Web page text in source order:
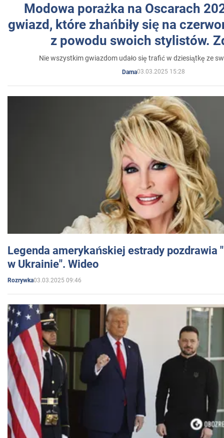
Modowa porażka na Oscarach
gwiazd, które zhańbiły się na
z powodu swoich stylistów.
Nie wszystkim gwiazdom udało się trafić w dziesiątkę ze
Dama03.03.2025 15:28
Legenda amerykańskiej estrady pozdrawia
w Ukrainie". Wideo
Rozrywka03.03.2025 09:46